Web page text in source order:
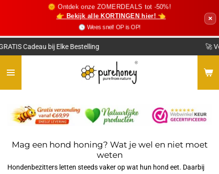
🌞 Ontdek onze ZOMERDEALS tot -50%!
👉 Bekijk alle KORTINGEN hier! 👈
🕓 Wees snel! OP is OP!
×
🚀 Voor 15:00 Besteld? Morgen Thuis!*
Mag een hond honing? Wat je wel en niet moet
weten
Hondenbezitters letten steeds vaker op wat hun hond eet. Daarbij